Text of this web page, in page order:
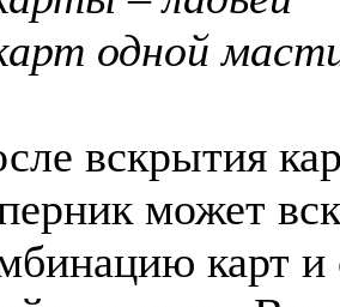
одной
вскрытия
может
карт и